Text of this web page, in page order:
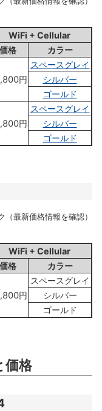
WiFi + Cellular
価格 カラー
円
スペースグレイ
シルバー
ゴールド
円
スペースグレイ
シルバー
ゴールド
最新価格情報を確認）
WiFi + Cellular
価格 カラー
円
スペースグレイ
シルバー
ゴールド
価格